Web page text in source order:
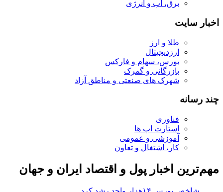
برق، آب و انرژی
اخبار سایت
طلا و ارز
ارزدیجیتال
بورس، سهام و فارکس
بازرگانی و گمرک
شهرک های صنعتی و مناطق آزاد
چند رسانه
فناوری
استارت اپ ها
آموزشی و عمومی
کار، اشتغال و تعاون
مهم‌ترین اخبار پول و اقتصاد ایران و جهان